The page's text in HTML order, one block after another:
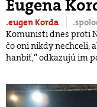
Eugena
.eugen Korda
Komunisti dnes proti
čo oni nikdy nechceli,
hanbiť,“​ odkazujú im